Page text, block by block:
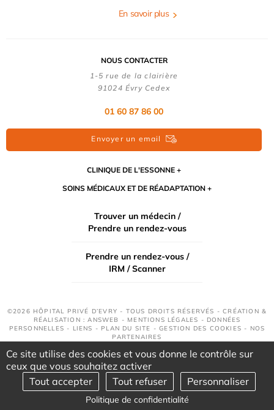
En savoir plus
NOUS CONTACTER
1-5 rue de la clairière
91024 Évry Cedex
01 60 87 86 00
Envoyer un email
CLINIQUE DE L'ESSONNE
SOINS MÉDICAUX ET DE RÉADAPTATION
Trouver un médecin /
Prendre un rendez-vous
Prendre un rendez-vous /
IRM / Scanner
©2026 HÔPITAL PRIVÉ D’EVRY - TOUS DROITS RÉSERVÉS - CRÉATION &
RÉALISATION : ANSWEB - MENTIONS LÉGALES - DONNÉES
PERSONNELLES - LIENS - PLAN DU SITE -GESTION DES COOKIES - NOS
PARTENAIRES
Ce site utilise des cookies et vous donne le contrôle sur
ceux que vous souhaitez activer
Tout accepter
Tout refuser Personnaliser
Politique de confidentialité